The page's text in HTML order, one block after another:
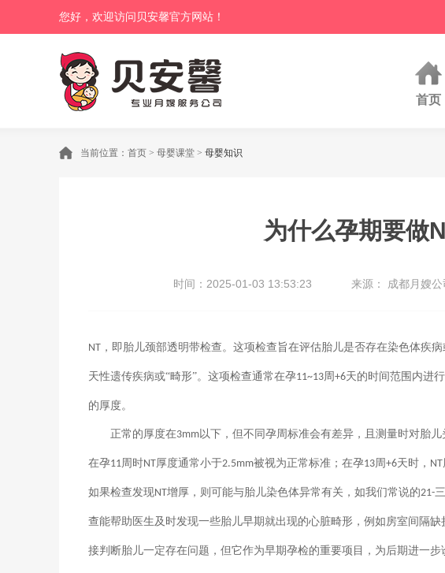
您好，欢迎访问贝安馨官方网站！
首页
当前位置： 首页 > 母婴课堂 > 母婴知识
为什么孕期要做
时间：2025-01-03 13:53:23 来源： 成都月嫂公
NT ，即胎儿颈部透明带检查。这项检查旨在评估胎儿是否存在染色体疾
天性遗传疾病或“畸形”。这项检查通常在孕11~13周 +6天的时间范围内进
的厚度。
正常的厚度在3mm以下，但不同孕周标准会有差异，且测量时对胎
在孕11周时NT厚度通常小于2.5mm被视为正常标准；在孕13周 +6天时， NT
如果检查发现NT增厚，则可能与胎儿染色体异常有关，如我们常说的21-
查能帮助医生及时发现一些胎儿早期就出现的心脏畸形，例如房室间隔
接判断胎儿一定存在问题，但它作为早期孕检的重要项目，为后期进一步